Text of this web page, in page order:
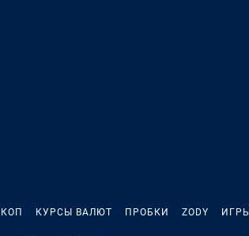
КУРСЫ ВАЛЮТ ПРОБКИ ZODY ИГРЫ